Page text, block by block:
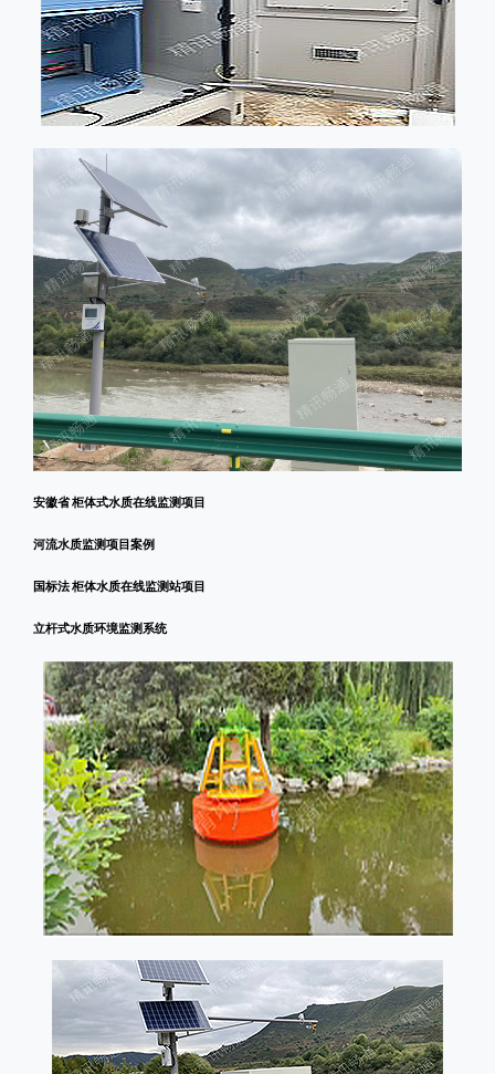
安徽省 柜体式水质在线监测项目
河流水质监测项目案例
国标法 柜体水质在线监测站项目
立杆式水质环境监测系统